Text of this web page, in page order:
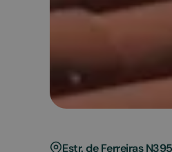
Estr. de Ferreiras